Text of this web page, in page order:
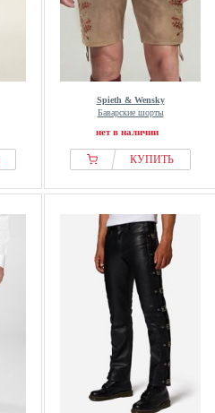
Spieth & Wensky
Баварские шорты
нет в наличии
КУПИТЬ